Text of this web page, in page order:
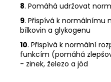
8. Pomáhá udržovat
9. Přispívá k normálnímu
bílkovin a glykogenu
10. Přispívá k normální
funkcím (pomáhá
- zinek, železo a jód